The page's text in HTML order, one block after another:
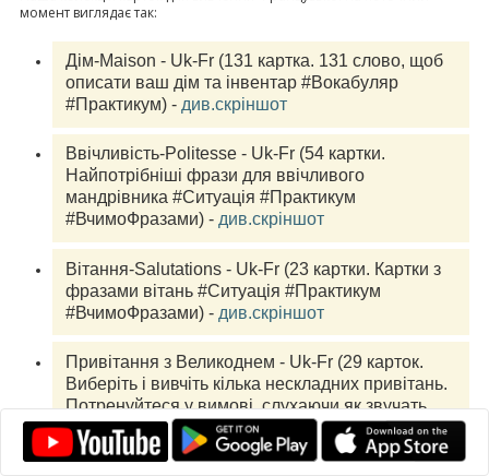
момент виглядає так:
Дім-Maison - Uk-Fr (131 картка. 131 слово, щоб
описати ваш дім та інвентар #Вокабуляр
#Практикум) - див.скріншот
Ввічливість-Politesse - Uk-Fr (54 картки.
Найпотрібніші фрази для ввічливого
мандрівника #Ситуація #Практикум
#ВчимоФразами) - див.скріншот
Вітання-Salutations - Uk-Fr (23 картки. Картки з
фразами вітань #Ситуація #Практикум
#ВчимоФразами) - див.скріншот
Привітання з Великоднем - Uk-Fr (29 карток.
Виберіть і вивчіть кілька нескладних привітань.
Потренуйтеся у вимові, слухаючи як звучать
фрази. Телефонуйте привітати своїх
франкомовних друзів! #Практикум #Ситуація
#ВчимоФразами) - див.скріншот